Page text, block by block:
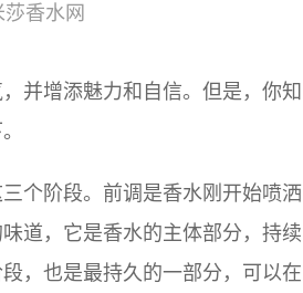
香水网
并增添魅力和自信。但是，你知
个阶段。前调是香水刚开始喷洒
道，它是香水的主体部分，持续
，也是最持久的一部分，可以在